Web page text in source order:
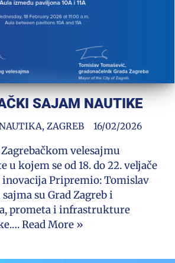
SAJAM NAUTIKE
, ZAGREB 16/02/2026
velesajmu
u kojem se od 18. do 22. veljače
Pripremio: Tomislav
su Grad Zagreb i
prometa i infrastrukture
Read More »